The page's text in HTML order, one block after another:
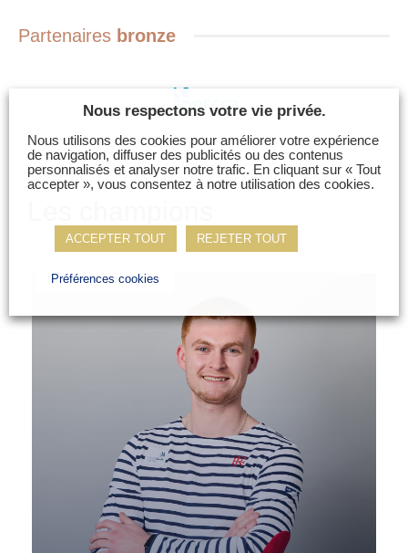
Partenaires bronze
Nous respectons votre vie privée.
Nous utilisons des cookies pour améliorer votre expérience
de navigation, diffuser des publicités ou des contenus
personnalisés et analyser notre trafic. En cliquant sur « Tout
accepter », vous consentez à notre utilisation des cookies.
ACCEPTER TOUT REJETER TOUT
Préférences cookies